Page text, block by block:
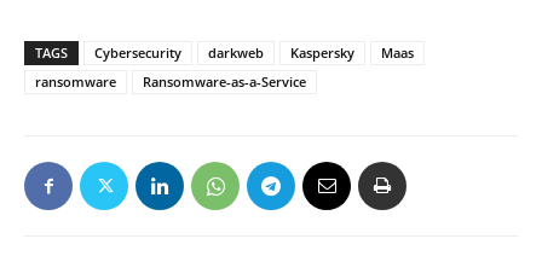
TAGS Cybersecurity darkweb Kaspersky
Maas
ransomware
Ransomware-as-a-Service